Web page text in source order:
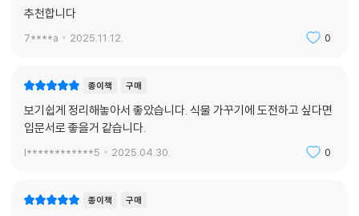
추천합니다
7****a 2025.11.12. 0
종이책 구매
보기쉽게 정리해놓아서 좋았습니다. 식물 가꾸기에 도전하고 싶다면
입문서로 좋을거 같습니다.
l************5 2025.04.30. 0
종이책 구매